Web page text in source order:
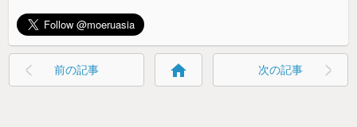
前の記事 home 次の記事